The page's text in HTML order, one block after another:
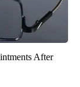
After